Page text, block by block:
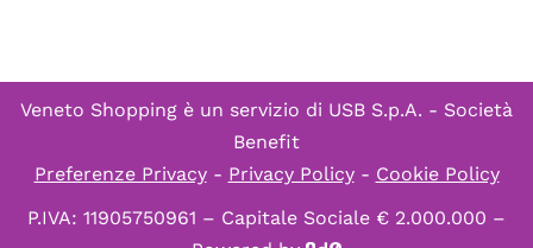
Veneto Shopping è un servizio di USB S.p.A. - Società
Benefit
Preferenze Privacy- Privacy Policy- Cookie Policy
P.IVA: 11905750961 – Capitale Sociale € 2.000.000 –